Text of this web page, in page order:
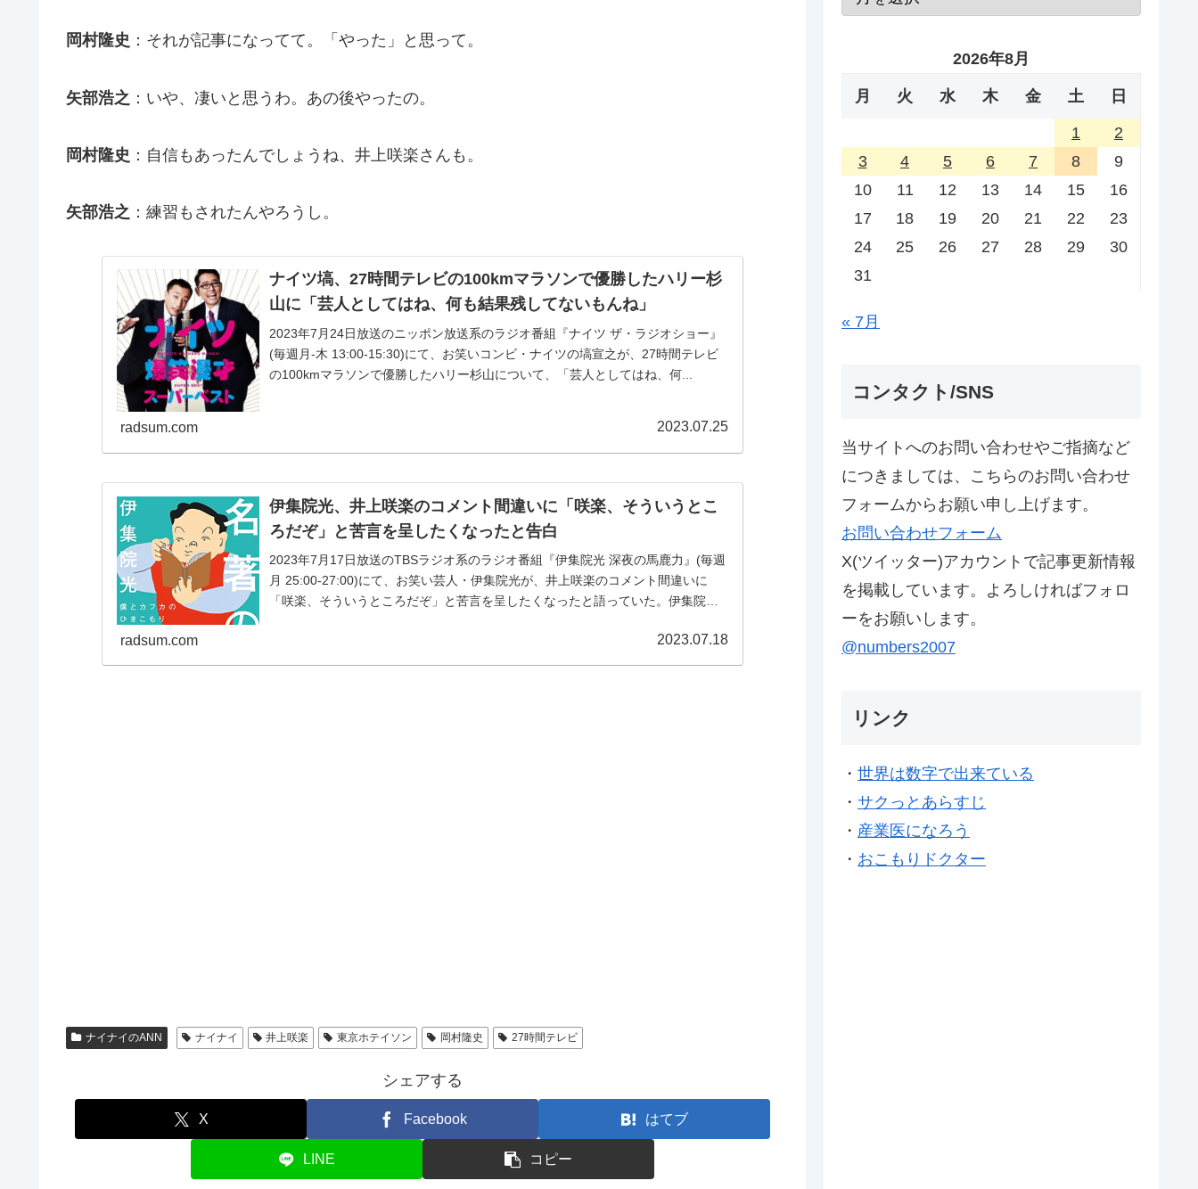
岡村隆史 ：それが記事になってて。「やった」と思って。
矢部浩之 ：いや、凄いと思うわ。あの後やったの。
岡村隆史 ：自信もあったんでしょうね、井上咲楽さんも。
矢部浩之 ：練習もされたんやろうし。
ナイツ塙、27時間テレビの100kmマラソンで優勝したハリー杉
山に「芸人としてはね、何も結果残してないもんね」
2023年7月24日放送のニッポン放送系のラジオ番組『ナイツ ザ・ラジオショー』
(毎週月-木 13:00-15:30)にて、お笑いコンビ・ナイツの塙宣之が、27時間テレビ
の100kmマラソンで優勝したハリー杉山について、「芸人としてはね、何...
radsum.com 2023.07.25
伊集院光、井上咲楽のコメント間違いに「咲楽、そういうとこ
ろだぞ」と苦言を呈したくなったと告白
2023年7月17日放送のTBSラジオ系のラジオ番組『伊集院光 深夜の馬鹿力』(毎週
月 25:00-27:00)にて、お笑い芸人・伊集院光が、井上咲楽のコメント間違いに
「咲楽、そういうところだぞ」と苦言を呈したくなったと語っていた。伊集院
radsum.com 2023.07.18
ナイナイのANN ナイナイ 井上咲楽 東京ホテイソン 岡村隆史 27時間テレビ
シェアする
X Facebook はてブ
LINE コピー
2026年8月
月 火 水 木 金 土 日
1
2
3
4 5 6 7 8
9
10
11 12 13 14 15
16
17
18 19 20 21 22
23
24
25 26 27 28 29
30
31
« 7月
コンタクト/SNS
当サイトへのお問い合わせやご指摘など
につきましては、こちらのお問い合わせ
フォームからお願い申し上げます。
お問い合わせフォーム
X(ツイッター)アカウントで記事更新情報
を掲載しています。よろしければフォロ
ーをお願いします。
@numbers2007
リンク
・ 世界は数字で出来ている
・ サクっとあらすじ
・ 産業医になろう
・ おこもりドクター